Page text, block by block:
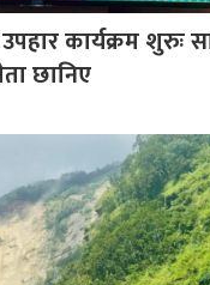
उपहार कार्यक्रम शुरुः
छानिए